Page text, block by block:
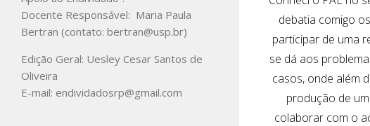
debatia comigo
participar de uma
se dá aos
casos, onde além
produção de
colaborar com o
Docente Responsável: Maria Paula
Bertran (contato: bertran@usp.br)
Edição Geral: Uesley Cesar Santos de
Oliveira
E-mail: endividadosrp@gmail.com